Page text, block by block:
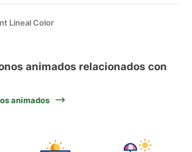
Lineal Color
animados relacionados con
animados